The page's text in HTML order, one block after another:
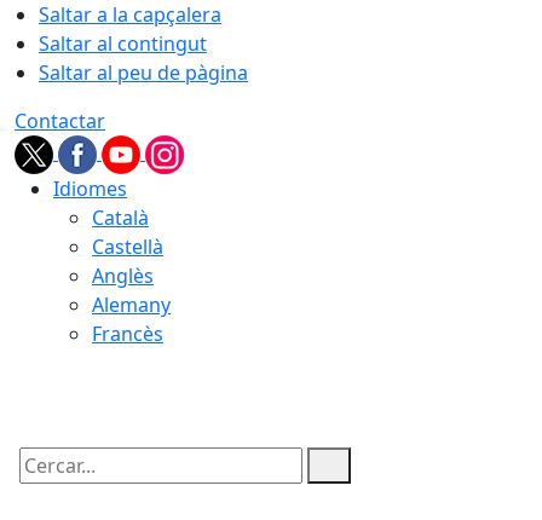
Saltar a la capçalera
Saltar al contingut
Saltar al peu de pàgina
Contactar
Idiomes
Català
Castellà
Anglès
Alemany
Francès
Cercar: